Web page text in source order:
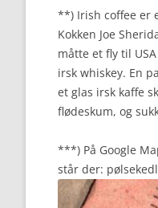
**) Irish coffee er
Kokken Joe
måtte et fly til
irsk whiskey. En
et glas irsk kaffe
flødeskum, og
***) På Google
står der: